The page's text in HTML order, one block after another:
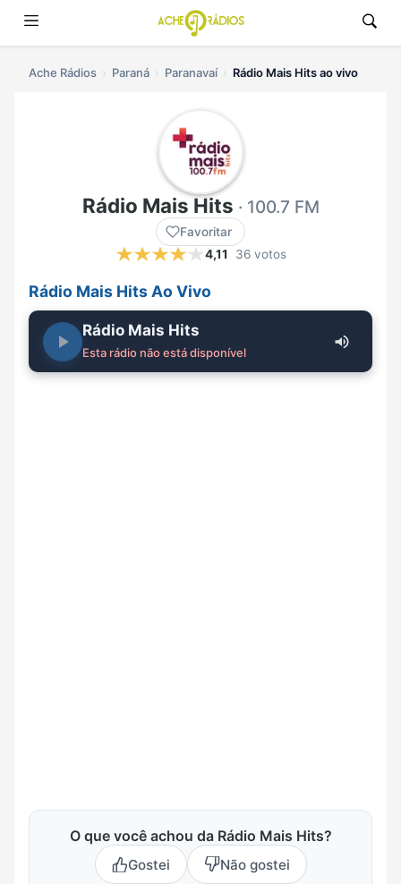
Ache Rádios Paraná Paranavaí Rádio Mais Hits ao vivo
Rádio Mais Hits · 100.7 FM
Favoritar
4,11
36 votos
Rádio Mais Hits Ao Vivo
Rádio Mais Hits
Esta rádio não está disponível
O que você achou da Rádio Mais Hits?
Gostei Não gostei